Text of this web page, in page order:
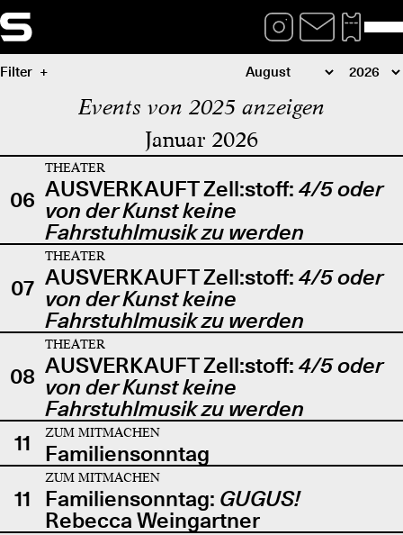
Filter
Events von 2025 anzeigen
Januar 2026
06
THEATER
AUSVERKAUFT Zell:stoff: 4/5 oder
von der Kunst keine
Fahrstuhlmusik zu werden
07
THEATER
AUSVERKAUFT Zell:stoff: 4/5 oder
von der Kunst keine
Fahrstuhlmusik zu werden
08
THEATER
AUSVERKAUFT Zell:stoff: 4/5 oder
von der Kunst keine
Fahrstuhlmusik zu werden
11
ZUM MITMACHEN
Familiensonntag
11
ZUM MITMACHEN
Familiensonntag: GUGUS!
Rebecca Weingartner